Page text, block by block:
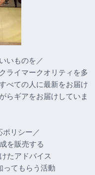
いものを／
ライマークオリティを多
べての人に最新をお届け
らギアをお届けしていま
ポリシー／
を販売する
たアドバイス
ってもらう活動